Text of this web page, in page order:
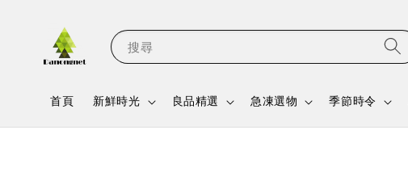
搜尋
首頁 新鮮時光 良品精選 急凍選物 季節時令